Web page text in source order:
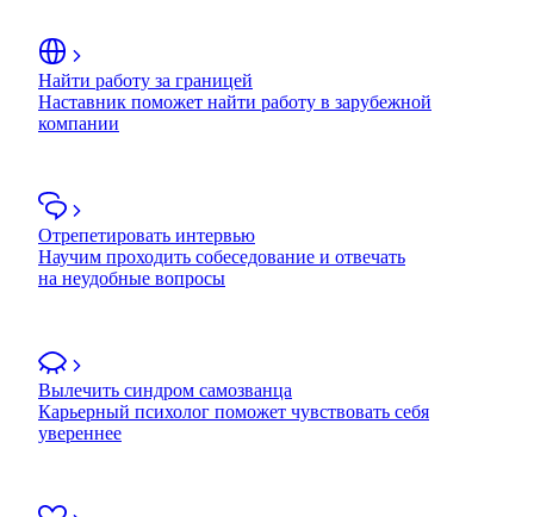
Найти работу за границей
Наставник поможет найти работу в зарубежной
компании
Отрепетировать интервью
Научим проходить собеседование и отвечать
на неудобные вопросы
Вылечить синдром самозванца
Карьерный психолог поможет чувствовать себя
увереннее